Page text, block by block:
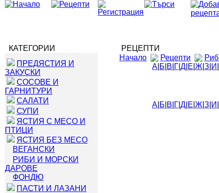
КАТЕГОРИИ
ПРЕДЯСТИЯ И
ЗАКУСКИ
СОСОВЕ И
ГАРНИТУРИ
САЛАТИ
СУПИ
ЯСТИЯ С МЕСО И
ПТИЦИ
ЯСТИЯ БЕЗ МЕСО
ВЕГАНСКИ
РИБИ И МОРСКИ
ДАРОВЕ
ФОНДЮ
ПАСТИ И ЛАЗАНИ
РЕЦЕПТИ
Начало
Рецепти
А Б В Г Д Е Ж З И
А Б В Г Д Е Ж З И